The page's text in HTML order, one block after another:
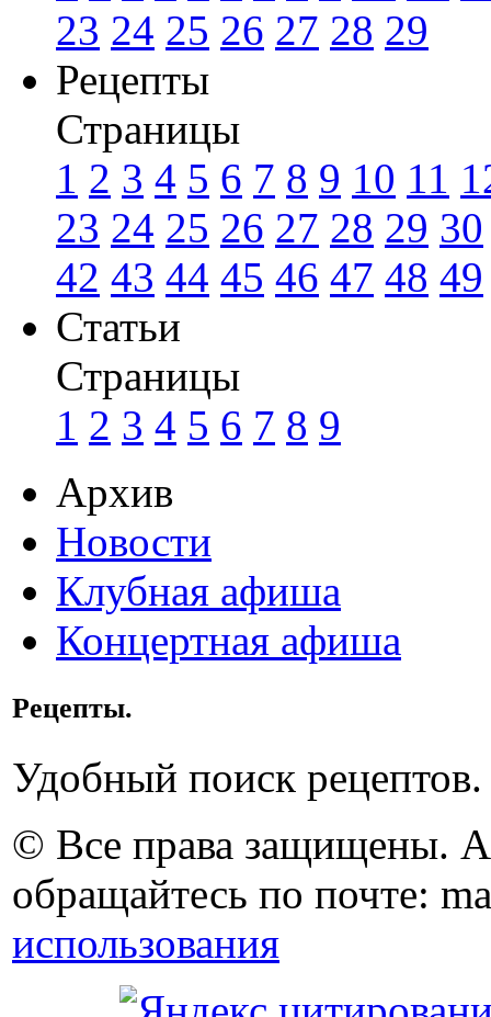
23 24 25 26 27 28 29
Рецепты
Страницы
1 2 3 4 5 6 7 8 9 10 11
23 24 25 26 27 28 29 30
42 43 44 45 46 47 48 49
Статьи
Страницы
1 2 3 4 5 6 7 8 9
Архив
Новости
Клубная афиша
Концертная афиша
Рецепты.
Удобный поиск рецептов.
© Все права защищены.
обращайтесь по почте:
использования